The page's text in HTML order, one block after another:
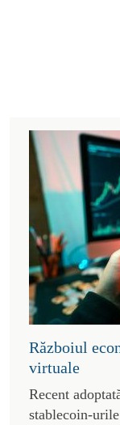
Războiul
virtuale
Recent
stablecoin-